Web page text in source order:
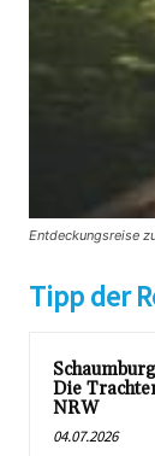
Entdeckungsreise
Tipp der
Die
NRW
04.07.2026